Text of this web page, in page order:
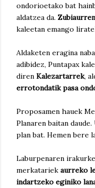
ondorioetako bat
aldatzea da.
kaleetan emango
Aldaketen eragina
adibidez, Puntapax
diren Kalezartarrek,
errotondatik pasa
Proposamen hauek
Planaren baitan
plan bat. Hemen bere
Laburpenaren
merkatariek aurreko
indartzeko eginiko